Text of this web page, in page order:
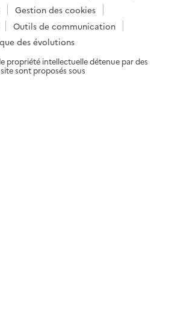
Gestion des cookies
Outils de communication
des évolutions
propriété intellectuelle détenue par des
sont proposés sous